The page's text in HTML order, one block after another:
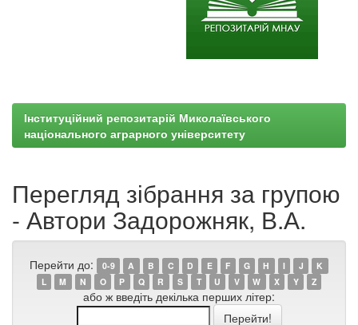
Інституційний репозитарій Миколаївського
національного аграрного університету
Перегляд зібрання за групою
- Автори Задорожняк, В.А.
Перейти до: 0-9 A B C D E F G H I J
K
L
M N O P Q R S T U V W X Y Z
або ж введіть декілька перших літер: